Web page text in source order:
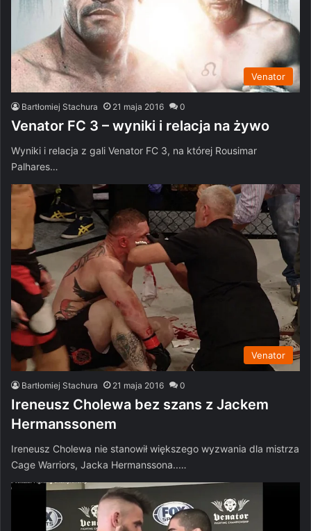
Venator
Bartłomiej Stachura 21 maja 2016 0
Venator FC 3 – wyniki i relacja na żywo
Wyniki i relacja z gali Venator FC 3, na której Rousimar
Palhares…
Venator
Bartłomiej Stachura 21 maja 2016 0
Ireneusz Cholewa bez szans z Jackem
Hermanssonem
Ireneusz Cholewa nie stanowił większego wyzwania dla mistrza
Cage Warriors, Jacka Hermanssona..…